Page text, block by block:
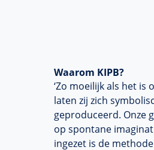
Waarom KIPB?
‘Zo moeilijk als het
laten zij zich
geproduceerd. Onze
op spontane
ingezet is de methode